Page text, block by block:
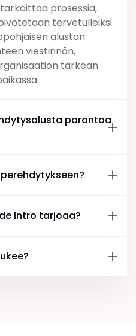
prosessia,
tervetulleiksi
alustan
viestinnän,
tärkeän
parantaa
Intro tarjoaa?